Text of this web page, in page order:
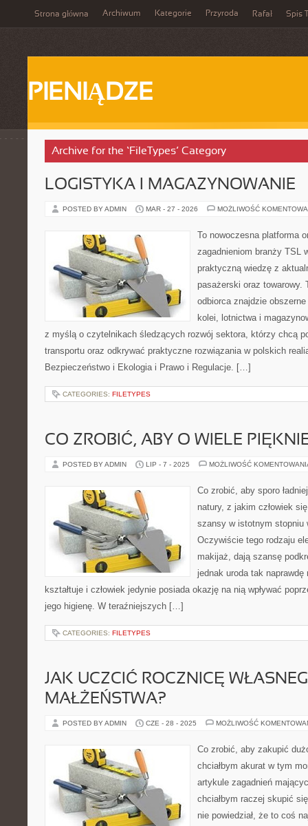
Strona główna Archiwum Kategorie Przyroda Rafał Spis
PIENIĄDZE
Archive for the ‘FileTypes’ Category
LOGISTYKA I MAGAZYNOWANIE
POSTED BY ADMIN MAR - 27 - 2026 MOŻLIWOŚĆ
To nowoczesna platforma
zagadnieniom branży TSL
praktyczną wiedzę z
pasażerski oraz towarowy.
odbiorca znajdzie
kolei, lotnictwa i
z myślą o czytelnikach śledzących rozwój sektora, którzy chcą
transportu oraz odkrywać praktyczne rozwiązania w polskich
Bezpieczeństwo i Ekologia i Prawo i Regulacje. […]
CATEGORIES: FILETYPES
CO ZROBIĆ, ABY O WIELE
POSTED BY ADMIN LIP - 7 - 2025 MOŻLIWOŚĆ
Co zrobić, aby sporo
natury, z jakim człowiek
szansy w istotnym stopniu
Oczywiście tego rodzaju
makijaż, dają szansę
jednak uroda tak
kształtuje i człowiek jedynie posiada okazję na nią wpływać
jego higienę. W teraźniejszych […]
CATEGORIES: FILETYPES
JAK UCZCIĆ ROCZNICĘ
MAŁŻEŃSTWA?
POSTED BY ADMIN CZE - 28 - 2025 MOŻLIWOŚĆ
Co zrobić, aby zakupić
chciałbym akurat w tym
artykule zagadnień
chciałbym raczej skupić
nie powiedział, że to coś